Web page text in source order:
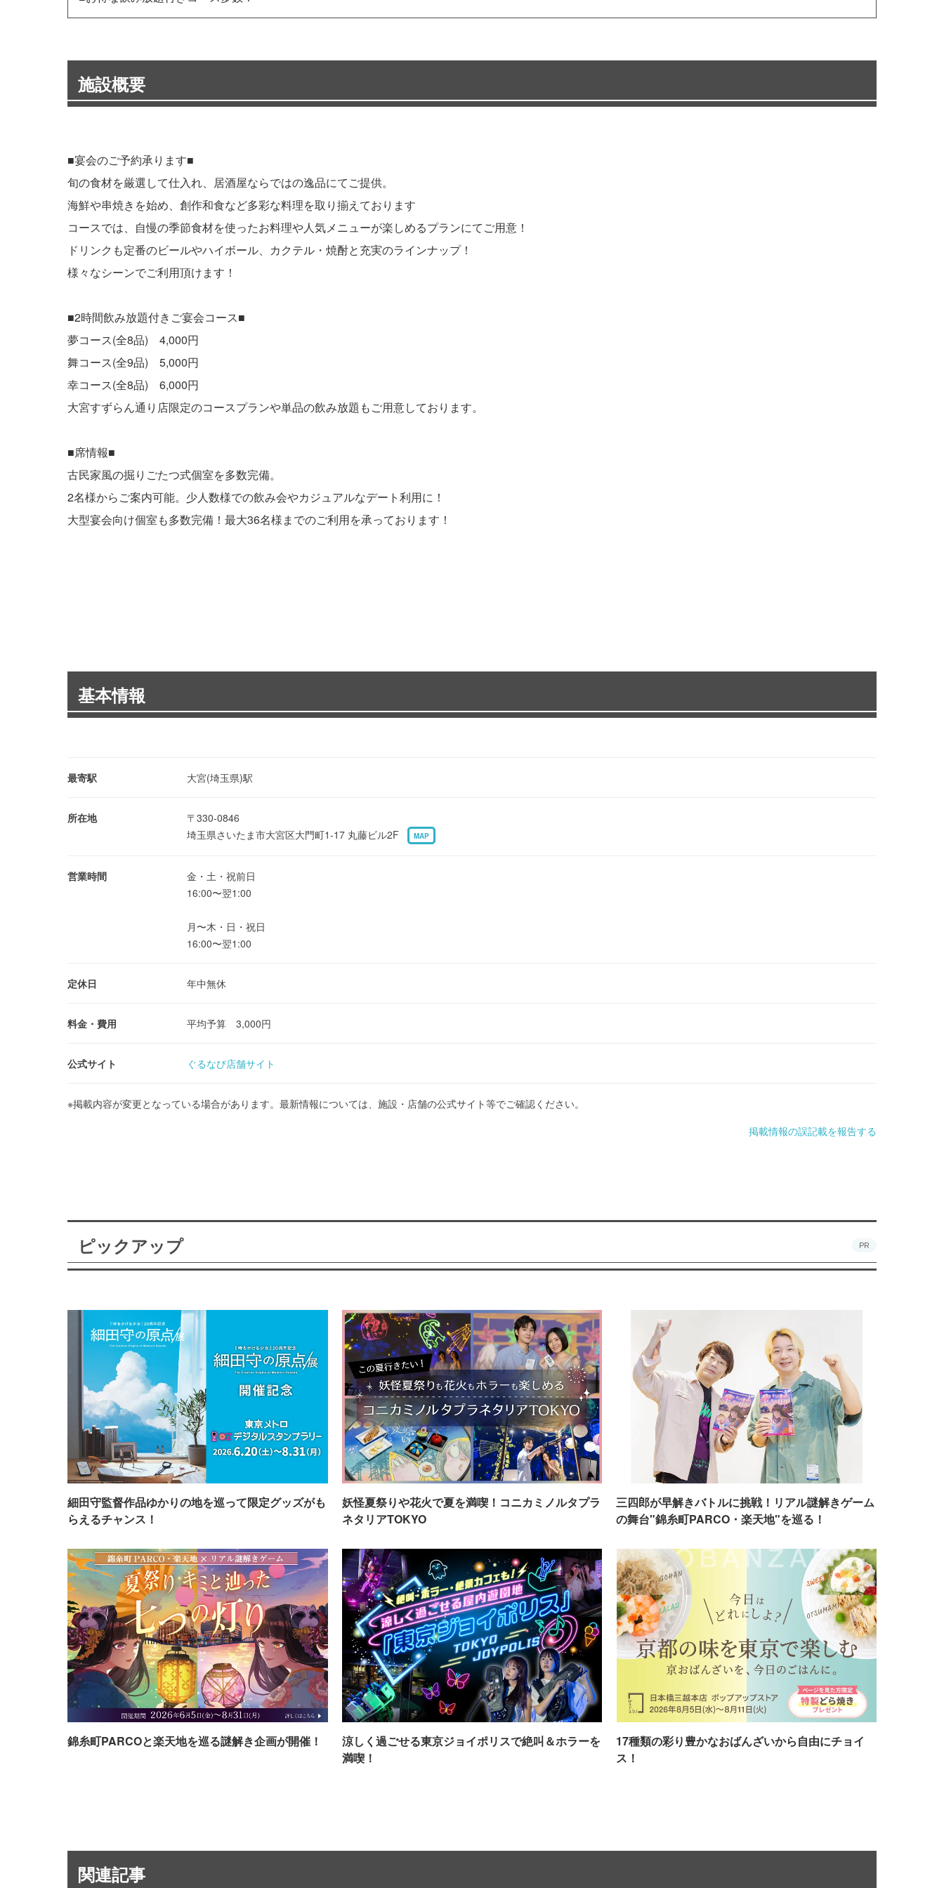
施設概要
■宴会のご予約承ります■
旬の食材を厳選して仕入れ、居酒屋ならではの逸品にてご提供。
海鮮や串焼きを始め、創作和食など多彩な料理を取り揃えております
コースでは、自慢の季節食材を使ったお料理や人気メニューが楽しめるプランにてご用意！
ドリンクも定番のビールやハイボール、カクテル・焼酎と充実のラインナップ！
様々なシーンでご利用頂けます！
■2時間飲み放題付きご宴会コース■
夢コース(全8品) 4,000円
舞コース(全9品) 5,000円
幸コース(全8品) 6,000円
大宮すずらん通り店限定のコースプランや単品の飲み放題もご用意しております。
■席情報■
古民家風の掘りごたつ式個室を多数完備。
2名様からご案内可能。少人数様での飲み会やカジュアルなデート利用に！
大型宴会向け個室も多数完備！最大36名様までのご利用を承っております！
基本情報
最寄駅 大宮(埼玉県)駅
所在地
〒330-0846
埼玉県さいたま市大宮区大門町1-17 丸藤ビル2F
MAP
営業時間
金・土・祝前日
16:00〜翌1:00
月〜木・日・祝日
16:00〜翌1:00
定休日 年中無休
料金・費用 平均予算 3,000円
公式サイト ぐるなび店舗サイト
※掲載内容が変更となっている場合があります。最新情報については、施設・店舗の公式サイト等でご確認ください。
掲載情報の誤記載を報告する
ピックアップ PR
細田守監督作品ゆかりの地を巡って限定グッズがも
らえるチャンス！
妖怪夏祭りや花火で夏を満喫！コニカミノルタプラ
ネタリアTOKYO
三四郎が早解きバトルに挑戦！リアル謎解きゲーム
の舞台"錦糸町PARCO・楽天地"を巡る！
錦糸町PARCOと楽天地を巡る謎解き企画が開催！
涼しく過ごせる東京ジョイポリスで絶叫＆ホラーを
満喫！
17種類の彩り豊かなおばんざいから自由にチョイ
ス！
関連記事